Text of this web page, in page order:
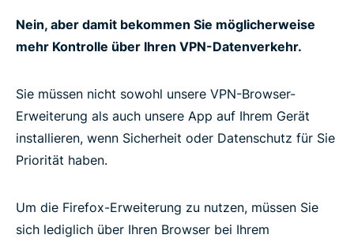
Nein, aber damit bekommen Sie möglicherweise
mehr Kontrolle über Ihren VPN-Datenverkehr.
Sie müssen nicht sowohl unsere VPN-Browser-
Erweiterung als auch unsere App auf Ihrem Gerät
installieren, wenn Sicherheit oder Datenschutz für Sie
Priorität haben.
Um die Firefox-Erweiterung zu nutzen, müssen Sie
sich lediglich über Ihren Browser bei Ihrem